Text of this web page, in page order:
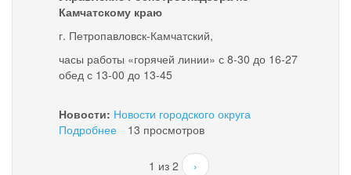
Камчатскому краю
г. Петропавловск-Камчатский,
часы работы «горячей линии» с 8-30 до 16-27
обед с 13-00 до 13-45
Новости: Новости городского округа
Подробнее
граждан!
13 просмотров
1 из 2 ›